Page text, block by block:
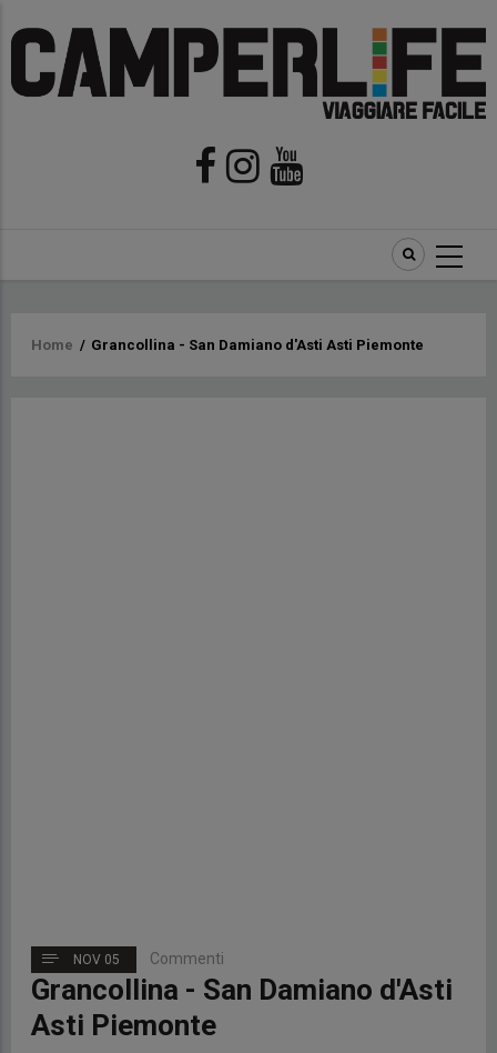
Briciole
Home / Grancollina - San Damiano d'Asti Asti Piemonte
NOV 05 Commenti
Grancollina - San Damiano d'Asti
Asti Piemonte